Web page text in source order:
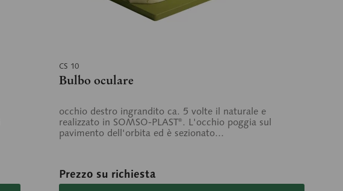
CS 10
Bulbo oculare
occhio destro ingrandito ca. 5 volte il naturale e
realizzato in SOMSO-PLAST®. L'occhio poggia sul
pavimento dell'orbita ed è sezionato...
Prezzo su richiesta